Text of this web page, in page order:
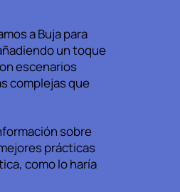
a Buja para
un toque
escenarios
complejas que
sobre
prácticas
como lo haría